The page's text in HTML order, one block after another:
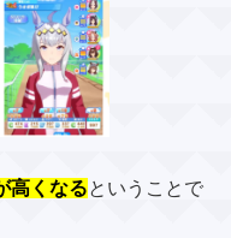
高くなるということで